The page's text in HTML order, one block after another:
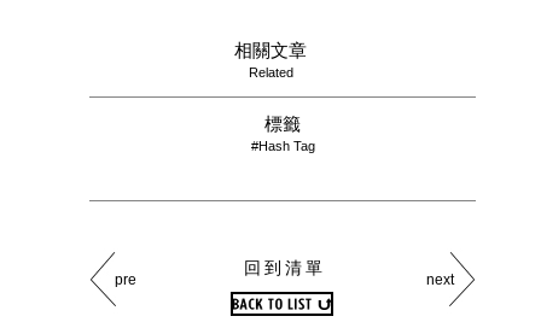
相關文章
Related
標籤
#Hash Tag
pre next
回到清單